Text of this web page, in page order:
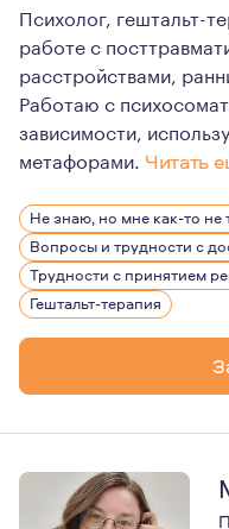
Психолог, гештальт-
работе с
расстройствами,
Работаю с
зависимости,
метафорами. Читать
Беру в работу тех,
Не знаю, но мне как-то не
Вопросы и трудности с
Трудности с принятием
Гештальт-терапия